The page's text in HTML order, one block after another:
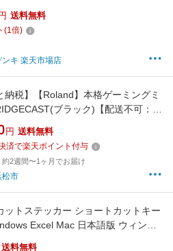
円 送料無料
(1倍)
キ 楽天市場店
納税】【Roland】本格ゲーミングミ
ブラック)【配送不可：離
用品
円 送料無料
済で楽天ポイント付与
約2週間〜1ヶ月でお届け
松市
ットステッカー ショートカットキー
Excel Mac 日本語版 ウィンド
ル マック ショートカットキーラベ
送料無料